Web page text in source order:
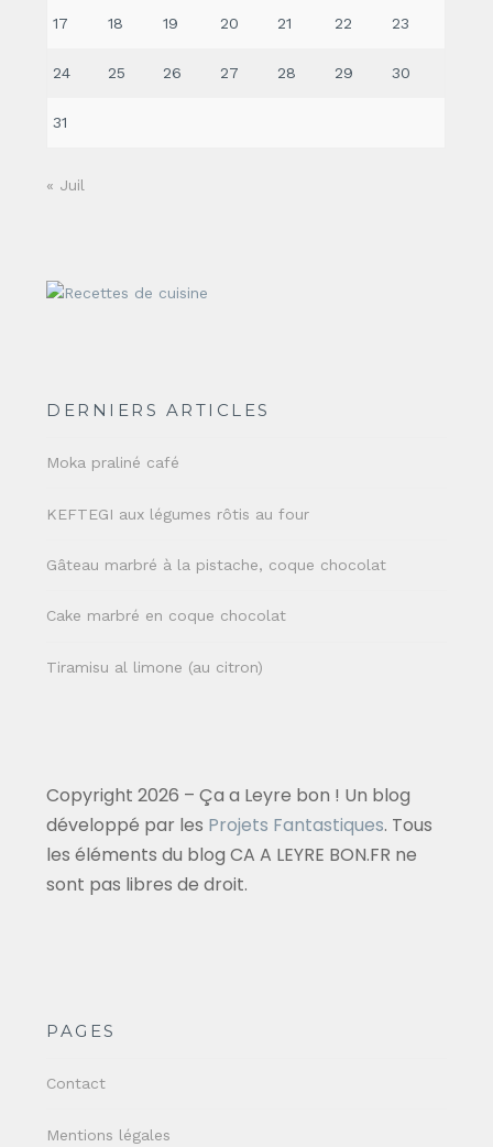
17 18 19 20 21 22 23
24 25 26 27 28 29 30
31
« Juil
DERNIERS ARTICLES
Moka praliné café
KEFTEGI aux légumes rôtis au four
Gâteau marbré à la pistache, coque chocolat
Cake marbré en coque chocolat
Tiramisu al limone (au citron)
Copyright 2026 – Ça a Leyre bon ! Un blog
développé par les Projets Fantastiques. Tous
les éléments du blog CA A LEYRE BON.FR ne
sont pas libres de droit.
PAGES
Contact
Mentions légales